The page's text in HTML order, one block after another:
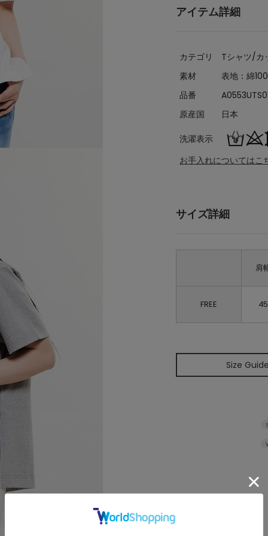
アイテム詳細
カテゴリ
Tシャツ/カ
素材
表地：綿
品番
原産国
日本
洗濯表示
お手入れについてはこ
サイズ詳細
肩
FREE 45
Size